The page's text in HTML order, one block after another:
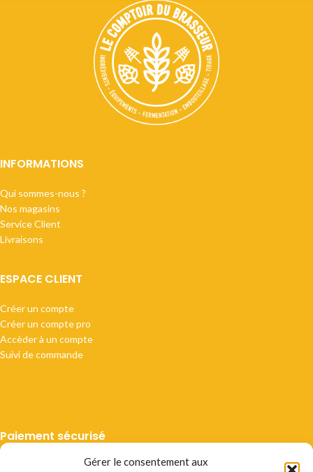
Gérer le consentement aux
INFORMATIONS
Qui sommes-nous ?
Nos magasins
Service Client
Livraisons
ESPACE CLIENT
Créer un compte
Créer un compte pro
Accèder à un compte
Suivi de commande
Paiement sécurisé